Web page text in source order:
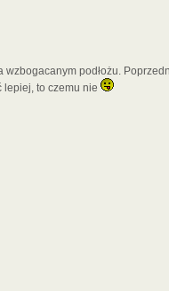
podłożu.
lepiej, to czemu nie